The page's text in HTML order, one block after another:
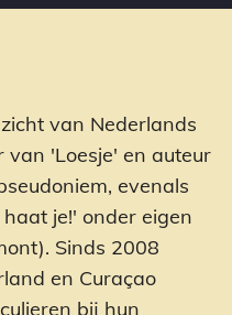
van Nederlands
van 'Loesje' en auteur
evenals
je!' onder eigen
Sinds 2008
en Curaçao
bij hun